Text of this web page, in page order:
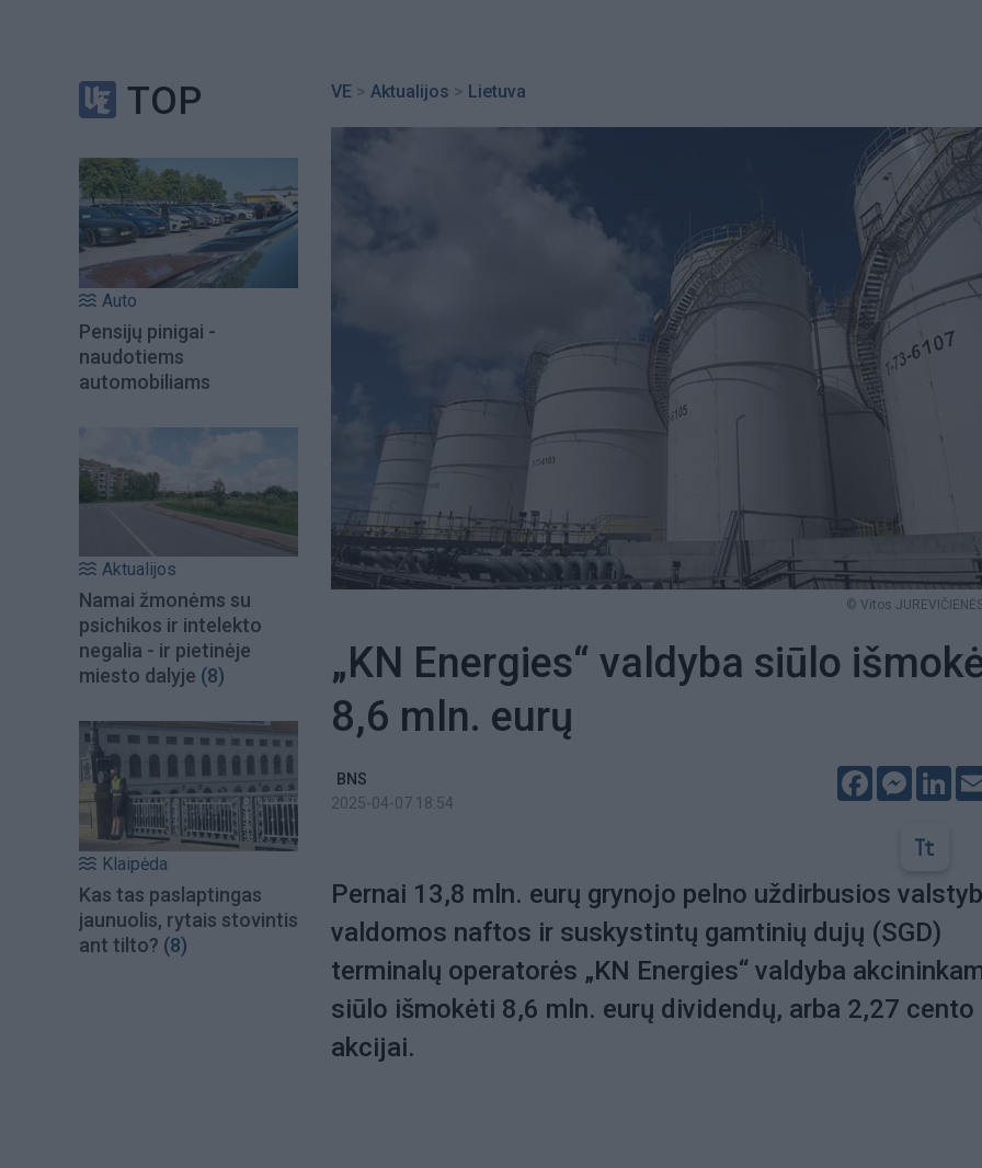
TOP
Auto
Pensijų pinigai -
naudotiems
automobiliams
Aktualijos
Namai žmonėms su
psichikos ir intelekto
negalia - ir pietinėje
miesto dalyje (8)
Klaipėda
Kas tas paslaptingas
jaunuolis, rytais stovintis
ant tilto? (8)
VE > Aktualijos > Lietuva
© Vitos
„KN Energies“ valdyba siūlo
8,6 mln. eurų
BNS
2025-04-07 18:54
Facebook
Pernai 13,8 mln. eurų grynojo pelno uždirbusios
valdomos naftos ir suskystintų gamtinių dujų (SGD)
terminalų operatorės „KN Energies“ valdyba
siūlo išmokėti 8,6 mln. eurų dividendų, arba 2,27 cento
akcijai.